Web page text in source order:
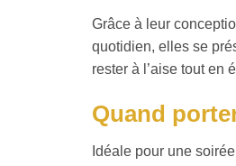
Grâce à leur
quotidien, elles se
rester à l’aise tout en
Quand
Idéale pour une